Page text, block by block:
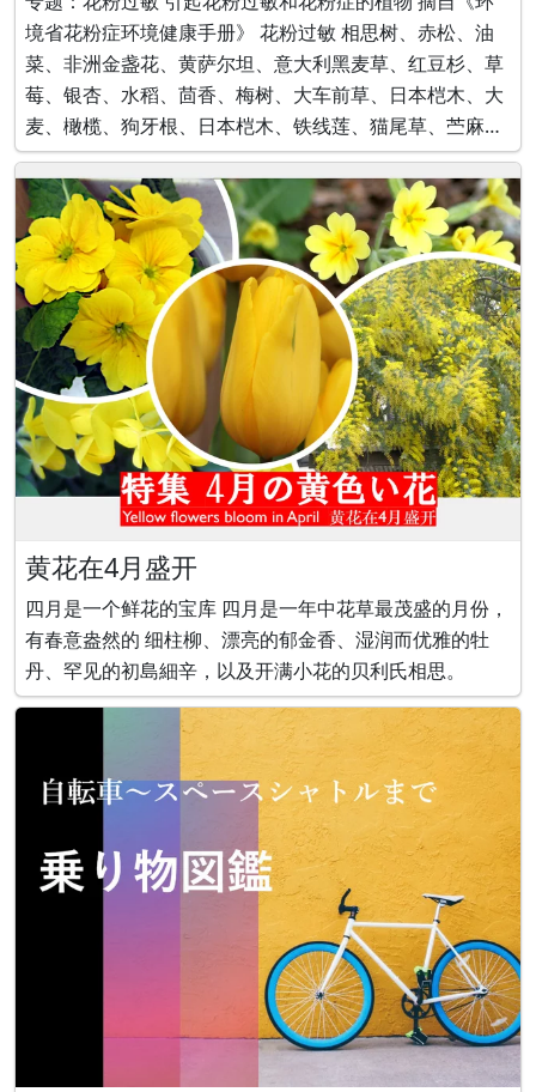
境省花粉症环境健康手册》 花粉过敏 相思树、赤松、油
菜、非洲金盏花、黄萨尔坦、意大利黑麦草、红豆杉、草
莓、银杏、水稻、茴香、梅树、大车前草、日本桤木、大
麦、橄榄、狗牙根、日本桤木、铁线莲、猫尾草、苎麻、
菊花、酸模、夹竹桃、橡树、栗子、核桃、黑松、火焰百
合、榉树、高野槙、大波斯菊、橡树、樱花、樱桃树、除
虫菊、白桦树、日本杉、莎草、雀稗、蒿草、
黄花在4月盛开
四月是一个鲜花的宝库 四月是一年中花草最茂盛的月份，
有春意盎然的 细柱柳、漂亮的郁金香、湿润而优雅的牡
丹、罕见的初島細辛，以及开满小花的贝利氏相思。